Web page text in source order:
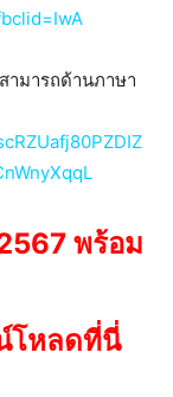
ามารถด้านภาษา
พร้อม
โหลดที่นี่